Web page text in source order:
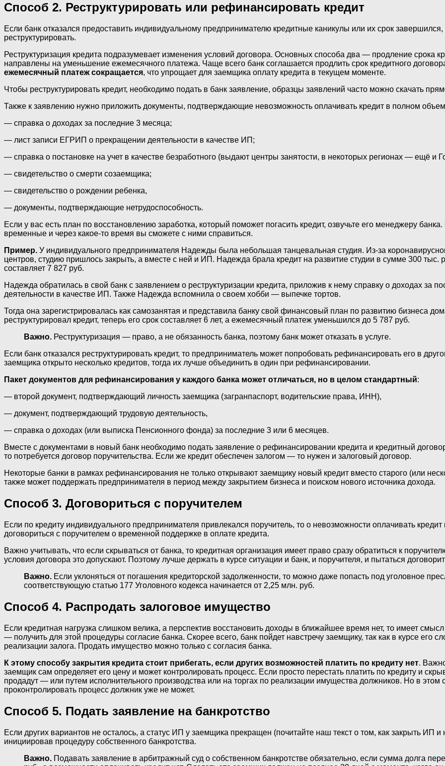
Способ 2. Реструктурировать или рефинансировать кредит
Если банк отказался предоставить индивидуальному предпринимателю кредитные каникулы или их срок
реструктурировать.
Реструктуризация кредита подразумевает изменения условий договора. Основных способа два — продление срока
направлены на уменьшение ежемесячного платежа. Чаще всего банк соглашается продлить срок кредитного
ежемесячный платеж сокращается, что упрощает для заемщика оплату кредита в текущем моменте.
Чтобы реструктурировать кредит, необходимо подать в банк заявление, образцы заявлений часто можно скачать
Также к заявлению нужно приложить документы, подтверждающие невозможность оплачивать кредит в полном
— справка о доходах за последние 3 месяца;
— лист записи ЕГРИП о прекращении деятельности в качестве ИП;
— справка о постановке на учет в качестве безработного (выдают центры занятости, в некоторых регионах — ещё и
— свидетельство о смерти созаемщика;
— свидетельство о рождении ребенка,
— документы, подтверждающие нетрудоспособность.
Если у вас есть план по восстановлению заработка, который поможет погасить кредит, озвучьте его менеджеру
временные и через какое-то время вы сможете с ними справиться.
Пример. У индивидуального предпринимателя Надежды была небольшая танцевальная студия. Из-за
центров, студию пришлось закрыть, а вместе с ней и ИП. Надежда брала кредит на развитие студии в сумме 300
составляет 7 827 руб.
Надежда обратилась в свой банк с заявлением о реструктуризации кредита, приложив к нему справку о доходах за
деятельности в качестве ИП. Также Надежда вспомнила о своем хобби — выпечке тортов.
Тогда она зарегистрировалась как самозанятая и представила банку свой финансовый план по развитию бизнеса
реструктурировал кредит, теперь его срок составляет 6 лет, а ежемесячный платеж уменьшился до 5 787 руб.
Важно. Реструктуризация — право, а не обязанность банка, поэтому банк может отказать в услуге.
Если банк отказался реструктурировать кредит, то предприниматель может попробовать рефинансировать его в
заемщика открыто несколько кредитов, тогда их лучше объединить в один при рефинансировании.
Пакет документов для рефинансирования у каждого банка может отличаться, но в целом стандартный:
— второй документ, подтверждающий личность заемщика (загранпаспорт, водительские права, ИНН),
— документ, подтверждающий трудовую деятельность,
­— справка о доходах (или выписка Пенсионного фонда) за последние 3 или 6 месяцев.
Вместе с документами в новый банк необходимо подать заявление о рефинансировании кредита и кредитный
то потребуется договор поручительства. Если же кредит обеспечен залогом — то нужен и залоговый договор.
Некоторые банки в рамках рефинансирования не только открывают заемщику новый кредит вместо старого (или
также может поддержать предпринимателя в период между закрытием бизнеса и поиском нового источника дохода.
Способ 3. Договориться с поручителем
Если по кредиту индивидуального предпринимателя привлекался поручитель, то о невозможности оплачивать
договориться с поручителем о временной поддержке в оплате кредита.
Важно учитывать, что если скрываться от банка, то кредитная организация имеет право сразу обратиться к
условия договора это допускают. Поэтому лучше держать в курсе ситуации и банк, и поручителя, и пытаться
Важно. Если уклоняться от погашения кредиторской задолженности, то можно даже попасть под уголовное
соответствующую статью 177 Уголовного кодекса начинается от 2,25 млн. руб.
Способ 4. Распродать залоговое имущество
Если кредитная нагрузка слишком велика, а перспектив восстановить доходы в ближайшее время нет, то имеет
— получить для этой процедуры согласие банка. Скорее всего, банк пойдет навстречу заемщику, так как в курсе его
реализации залога. Продать имущество можно только с согласия банка.
К этому способу закрытия кредита стоит прибегать, если других возможностей платить по кредиту нет.
заемщик сам определяет его цену и может контролировать процесс. Если просто перестать платить по кредиту и
продадут — или путем исполнительного производства или на торгах по реализации имущества должников. Но в
проконтролировать процесс должник уже не может.
Способ 5. Подать заявление на банкротство
Если других вариантов не осталось, а статус ИП у заемщика прекращен (почитайте наш текст о том, как закрыть ИП и
инициировав процедуру собственного банкротства.
Важно. Подавать заявление в арбитражный суд о собственном банкротстве обязательно, если сумма долга